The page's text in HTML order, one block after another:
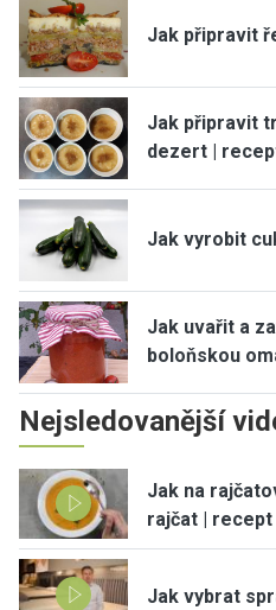
Jak připravit
Jak připravit
dezert |
Jak vyrobit
Jak uvařit a
boloňskou
Nejsledovanější
Jak na
rajčat | recept
Jak vybrat